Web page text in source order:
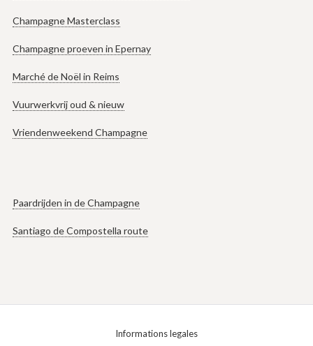
Champagne Masterclass
Champagne proeven in Epernay
Marché de Noël in Reims
Vuurwerkvrij oud & nieuw
Vriendenweekend Champagne
Paardrijden in de Champagne
Santiago de Compostella route
Informations legales